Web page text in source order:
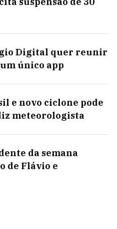
Digital quer reunir
único app
e novo ciclone pode
meteorologista
da semana
de Flávio e